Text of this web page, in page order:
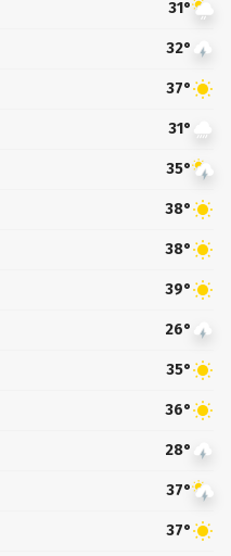
31°
32°
37°
31°
35°
38°
38°
39°
26°
35°
36°
28°
37°
37°